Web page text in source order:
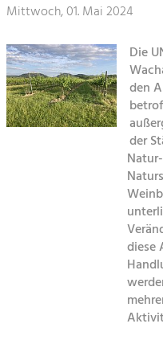
Landwirtschaft &
Projekte
Kirchen am Fluss
Land- &
Bewirtschaftung und
Kulturlandschaft.
Tourismus
Angebotsentwicklung und
Kunst & Kultur
Handwerk, Wissenschaft
Soziales,
Gleichberechtigung,
Mobilität &
Mittwoch, 01. Mai 2024
Die
den
der
diese